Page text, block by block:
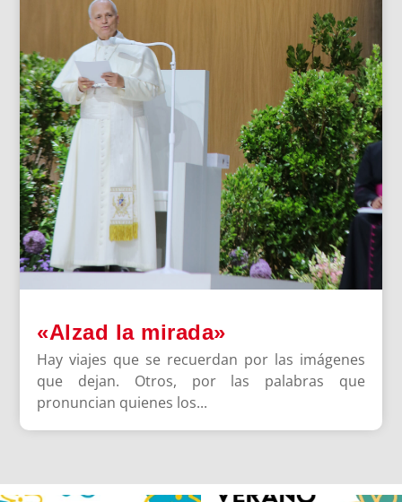
«Alzad la mirada»
Hay viajes que se recuerdan por las imágenes
que dejan. Otros, por las palabras que
pronuncian quienes los...